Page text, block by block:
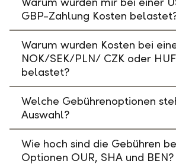
GBP-Zahlung Kosten
Warum wurden Kosten bei
NOK/SEK/PLN/ CZK oder
belastet?
Welche Gebührenoptionen
Auswahl?
Wie hoch sind die Gebühren
Optionen OUR, SHA und BEN?